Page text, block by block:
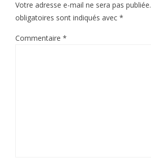
Votre adresse e-mail ne sera pas publiée.
obligatoires sont indiqués avec *
Commentaire *